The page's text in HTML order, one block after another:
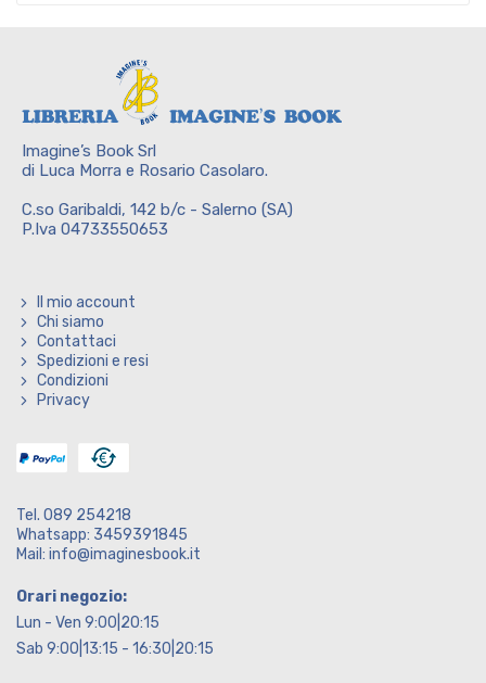
Imagine’s Book Srl
di Luca Morra e Rosario Casolaro.
C.so Garibaldi, 142 b/c - Salerno (SA)
P.Iva 04733550653
Il mio account
Chi siamo
Contattaci
Spedizioni e resi
Condizioni
Privacy
Tel. 089 254218
Whatsapp: 3459391845
Mail: info@imaginesbook.it
Orari negozio:
Lun - Ven 9:00|20:15
Sab 9:00|13:15 - 16:30|20:15